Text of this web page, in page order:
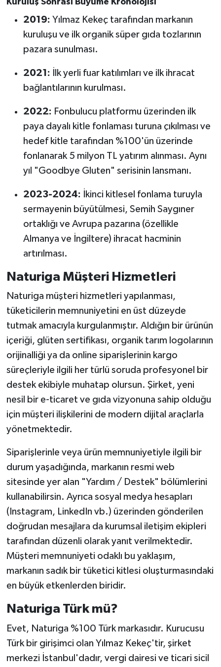
Kuruluş Sonrası Büyüme Kronolojisi
2019: Yılmaz Kekeç tarafından markanın
kuruluşu ve ilk organik süper gıda tozlarının
pazara sunulması.
2021: İlk yerli fuar katılımları ve ilk ihracat
bağlantılarının kurulması.
2022: Fonbulucu platformu üzerinden ilk
paya dayalı kitle fonlaması turuna çıkılması ve
hedef kitle tarafından %100'ün üzerinde
fonlanarak 5 milyon TL yatırım alınması. Aynı
yıl "Goodbye Gluten" serisinin lansmanı.
2023-2024: İkinci kitlesel fonlama turuyla
sermayenin büyütülmesi, Semih Saygıner
ortaklığı ve Avrupa pazarına (özellikle
Almanya ve İngiltere) ihracat hacminin
artırılması.
Naturiga Müşteri Hizmetleri
Naturiga müşteri hizmetleri yapılanması,
tüketicilerin memnuniyetini en üst düzeyde
tutmak amacıyla kurgulanmıştır. Aldığın bir ürünün
içeriği, glüten sertifikası, organik tarım logolarının
orijinalliği ya da online siparişlerinin kargo
süreçleriyle ilgili her türlü soruda profesyonel bir
destek ekibiyle muhatap olursun. Şirket, yeni
nesil bir e-ticaret ve gıda vizyonuna sahip olduğu
için müşteri ilişkilerini de modern dijital araçlarla
yönetmektedir.
Siparişlerinle veya ürün memnuniyetiyle ilgili bir
durum yaşadığında, markanın resmi web
sitesinde yer alan "Yardım / Destek" bölümlerini
kullanabilirsin. Ayrıca sosyal medya hesapları
(Instagram, LinkedIn vb.) üzerinden gönderilen
doğrudan mesajlara da kurumsal iletişim ekipleri
tarafından düzenli olarak yanıt verilmektedir.
Müşteri memnuniyeti odaklı bu yaklaşım,
markanın sadık bir tüketici kitlesi oluşturmasındaki
en büyük etkenlerden biridir.
Naturiga Türk mü?
Evet, Naturiga %100 Türk markasıdır. Kurucusu
Türk bir girişimci olan Yılmaz Kekeç'tir, şirket
merkezi İstanbul'dadır, vergi dairesi ve ticari sicil